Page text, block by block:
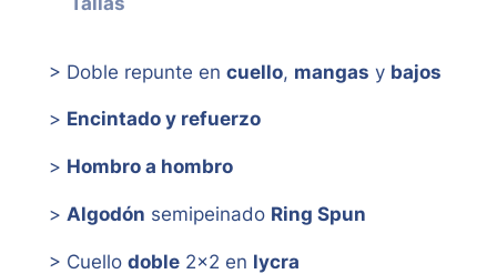
> Doble repunte en cuello, mangas y bajos
> Encintado y refuerzo
> Hombro a hombro
> Algodón semipeinado Ring Spun
> Cuello doble2×2 en lycra